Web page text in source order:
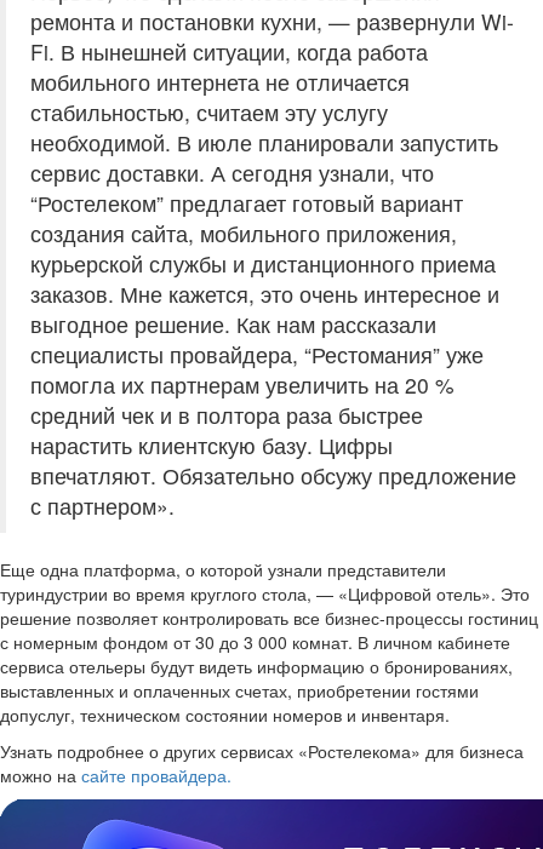
ремонта и постановки кухни, — развернули Wi-
Fi. В нынешней ситуации, когда работа
мобильного интернета не отличается
стабильностью, считаем эту услугу
необходимой. В июле планировали запустить
сервис доставки. А сегодня узнали, что
“Ростелеком” предлагает готовый вариант
создания сайта, мобильного приложения,
курьерской службы и дистанционного приема
заказов. Мне кажется, это очень интересное и
выгодное решение. Как нам рассказали
специалисты провайдера, “Рестомания” уже
помогла их партнерам увеличить на 20 %
средний чек и в полтора раза быстрее
нарастить клиентскую базу. Цифры
впечатляют. Обязательно обсужу предложение
с партнером».
Еще одна платформа, о которой узнали представители
туриндустрии во время круглого стола, — «Цифровой отель». Это
решение позволяет контролировать все бизнес-процессы гостиниц
с номерным фондом от 30 до 3 000 комнат. В личном кабинете
сервиса отельеры будут видеть информацию о бронированиях,
выставленных и оплаченных счетах, приобретении гостями
допуслуг, техническом состоянии номеров и инвентаря.
Узнать подробнее о других сервисах «Ростелекома» для бизнеса
можно на сайте провайдера.